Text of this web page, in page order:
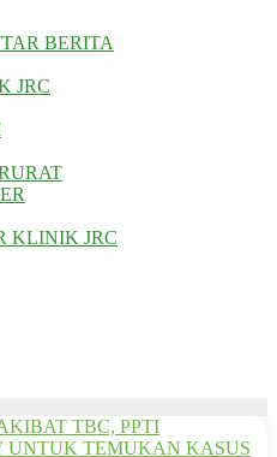
BERITA
JRC
KLINIK JRC